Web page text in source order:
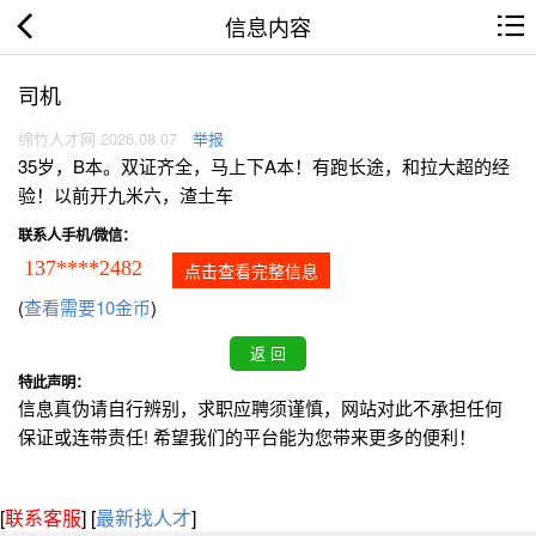
信息内容
司机
绵竹人才网 2026.08.07 举报
35岁，B本。双证齐全，马上下A本！有跑长途，和拉大超的经
验！以前开九米六，渣土车
联系人手机/微信：
137****2482 点击查看完整信息
(查看需要10金币)
特此声明：
信息真伪请自行辨别，求职应聘须谨慎，网站对此不承担任何
保证或连带责任! 希望我们的平台能为您带来更多的便利！
[联系客服] [最新找人才]